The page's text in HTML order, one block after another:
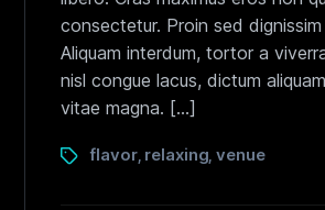
consectetur. Proin sed
Aliquam interdum, tortor a
nisl congue lacus, dictum
vitae magna. […]
flavor, relaxing ,venue